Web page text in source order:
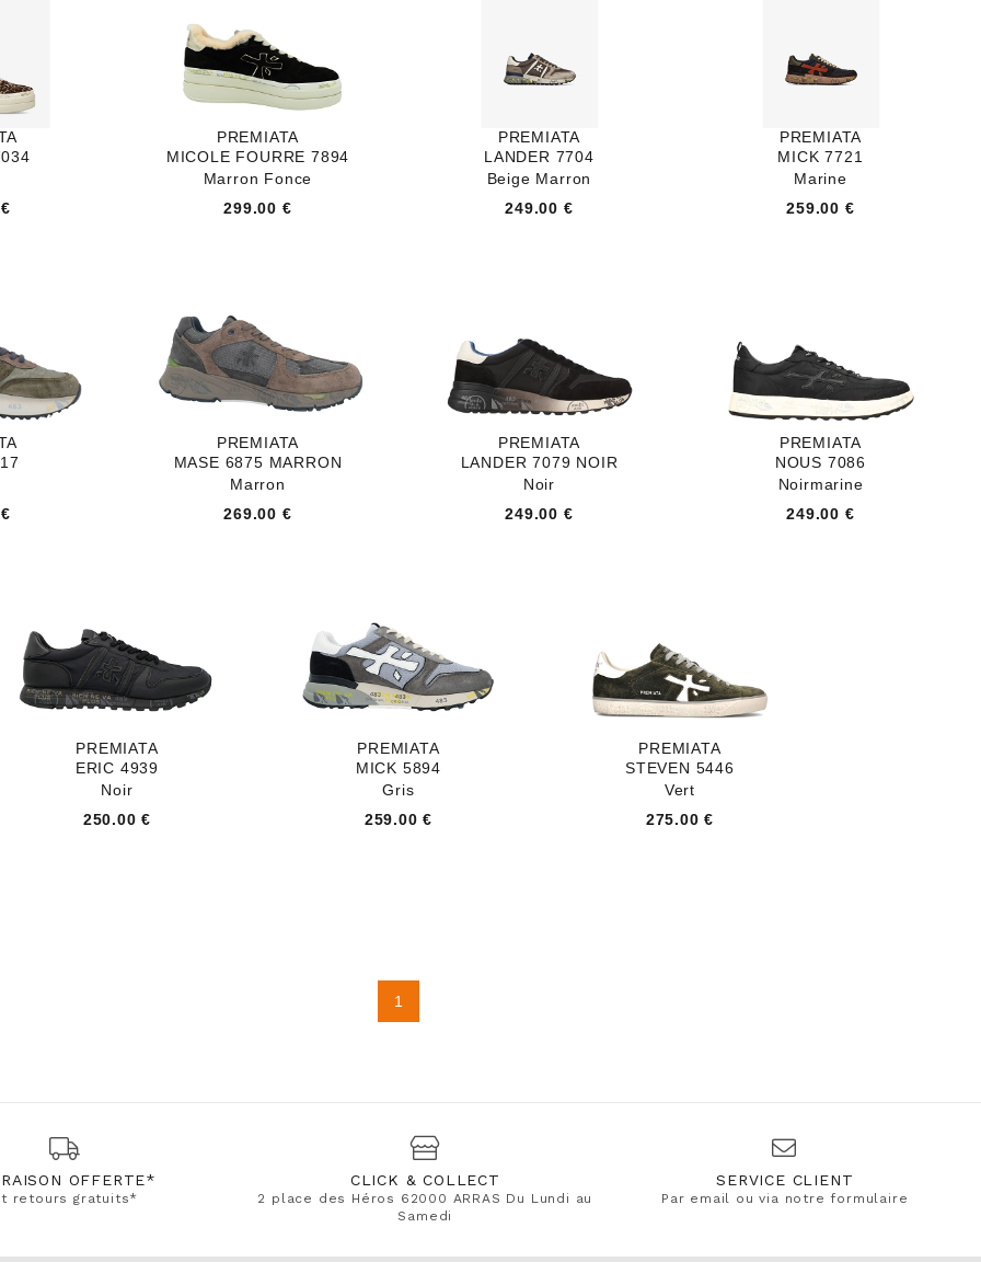
PREMIATA
MICOLE FOURRE 7894
Marron Fonce
299.00 €
PREMIATA
LANDER 7704
Beige Marron
249.00 €
PREMIATA
MICK 7721
Marine
259.00 €
PREMIATA
MASE 6875 MARRON
Marron
269.00 €
PREMIATA
LANDER 7079 NOIR
Noir
249.00 €
PREMIATA
NOUS 7086
Noirmarine
249.00 €
PREMIATA
ERIC 4939
Noir
250.00 €
PREMIATA
MICK 5894
Gris
259.00 €
PREMIATA
STEVEN 5446
Vert
275.00 €
1
OFFERTE*
retours gratuits*
CLICK & COLLECT
2 place des Héros 62000 ARRAS Du Lundi au
Samedi
SERVICE CLIENT
Par email ou via notre formulaire